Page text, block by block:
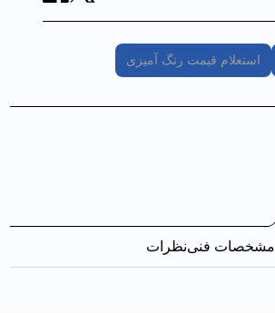
استعلام قیمت رنگ آمیزی
مشخصات فنینظرات